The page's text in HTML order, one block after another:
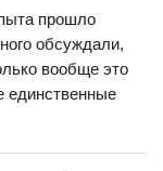
прошло
обсуждали,
вообще это
единственные